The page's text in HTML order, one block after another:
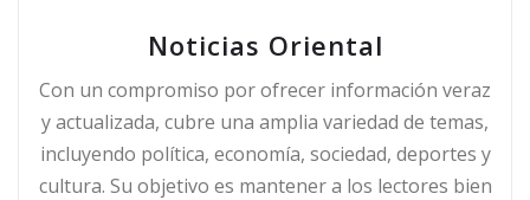
Noticias Oriental
Con un compromiso por ofrecer información veraz
y actualizada, cubre una amplia variedad de temas,
incluyendo política, economía, sociedad, deportes y
cultura. Su objetivo es mantener a los lectores bien